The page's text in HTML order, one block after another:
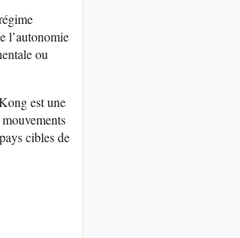
l’autonomie
ou
est une
cibles de